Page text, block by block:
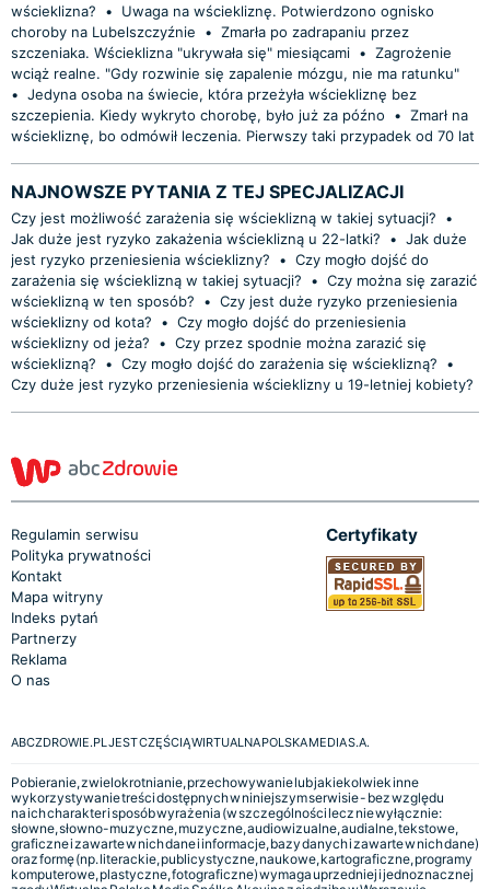
wścieklizna?
•
Uwaga na wściekliznę. Potwierdzono ognisko
choroby na Lubelszczyźnie
• Zmarła po zadrapaniu przez
szczeniaka. Wścieklizna "ukrywała się" miesiącami • Zagrożenie
wciąż realne. "Gdy rozwinie się zapalenie mózgu, nie ma ratunku"
• Jedyna osoba na świecie, która przeżyła wściekliznę bez
szczepienia. Kiedy wykryto chorobę, było już za późno
• Zmarł na
wściekliznę, bo odmówił leczenia. Pierwszy taki przypadek od 70 lat
NAJNOWSZE PYTANIA Z TEJ SPECJALIZACJI
Czy jest możliwość zarażenia się wścieklizną w takiej sytuacji?
•
Jak duże jest ryzyko zakażenia wścieklizną u 22-latki?
• Jak duże
jest ryzyko przeniesienia wścieklizny?
• Czy mogło dojść do
zarażenia się wścieklizną w takiej sytuacji?
• Czy można się zarazić
wścieklizną w ten sposób?
• Czy jest duże ryzyko przeniesienia
wścieklizny od kota?
• Czy mogło dojść do przeniesienia
wścieklizny od jeża?
• Czy przez spodnie można zarazić się
wścieklizną?
• Czy mogło dojść do zarażenia się wścieklizną?
•
Czy duże jest ryzyko przeniesienia wścieklizny u 19-letniej kobiety?
Regulamin serwisu
Polityka prywatności
Kontakt
Mapa witryny
Indeks pytań
Partnerzy
Reklama
O nas
Certyfikaty
ABCZDROWIE.PL JEST CZĘŚCIĄ WIRTUALNA POLSKA MEDIA S.A.
Pobieranie, zwielokrotnianie, przechowywanie lub jakiekolwiek inne
wykorzystywanie treści dostępnych w niniejszym serwisie - bez względu
na ich charakter i sposób wyrażenia (w szczególności lecz nie wyłącznie:
słowne, słowno-muzyczne, muzyczne, audiowizualne, audialne, tekstowe,
graficzne i zawarte w nich dane i informacje, bazy danych i zawarte w nich dane)
oraz formę (np. literackie, publicystyczne, naukowe, kartograficzne, programy
komputerowe, plastyczne, fotograficzne) wymaga uprzedniej i jednoznacznej